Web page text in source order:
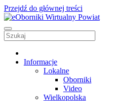
Przejdź do głównej treści
Informacje
Lokalne
Oborniki
Video
Wielkopolska